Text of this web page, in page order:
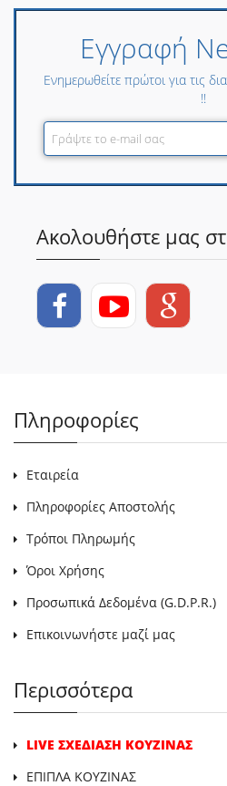
Εγγραφή
Ενημερωθείτε πρώτοι για τις
!!
Ακολουθήστε μας
Πληροφορίες
Εταιρεία
Πληροφορίες Αποστολής
Τρόποι Πληρωμής
Όροι Χρήσης
Προσωπικά Δεδομένα (G.D.P.R.)
Επικοινωνήστε μαζί μας
Περισσότερα
LIVE ΣΧΕΔΙΑΣΗ ΚΟΥΖΙΝΑΣ
ΕΠΙΠΛΑ ΚΟΥΖΙΝΑΣ